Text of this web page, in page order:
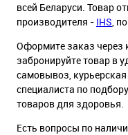
всей Беларуси. Товар
производителя - IHS,
Оформите заказ через
забронируйте товар в
самовывоз,
специалиста по
товаров для здоровья.
Есть вопросы по